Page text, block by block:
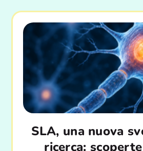
SLA, una nuova
ricerca: